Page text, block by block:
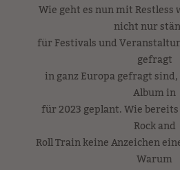
Wie geht es nun mit Restless
nicht nur
für Festivals und
gefragt
in ganz Europa gefragt
Album in
für 2023 geplant. Wie
Rock and
Roll Train keine Anzeichen
Warum